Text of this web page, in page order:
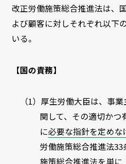
改正労働施策総合推進法は、
よび顧客に対しそれぞれ以下
いる。
【国の責務】
（1）厚生労働大臣は、事
関して、その適切かつ
に必要な指針を定めな
労働施策総合推進法33
施策総合推進法を単